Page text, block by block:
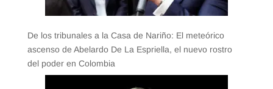
De los tribunales a la Casa de Nariño: El meteórico
ascenso de Abelardo De La Espriella, el nuevo rostro
del poder en Colombia